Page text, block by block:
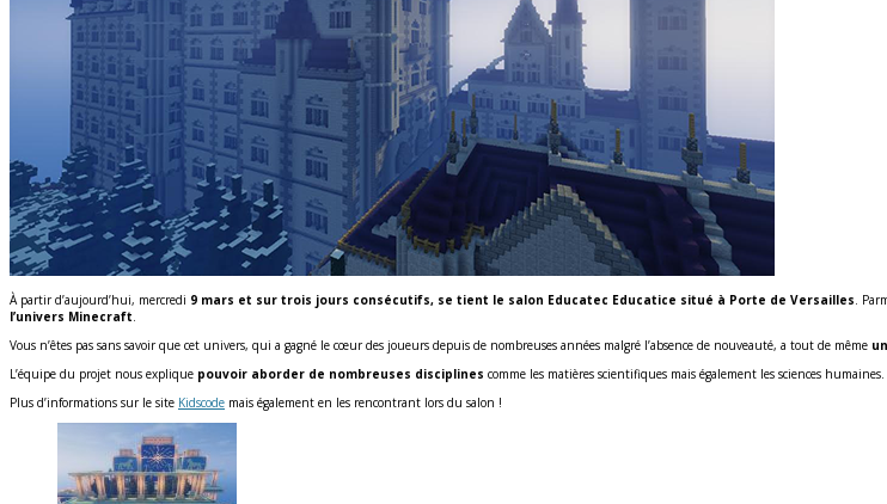
À partir d’aujourd’hui, mercredi 9 mars et sur trois jours consécutifs, se tient le salon Educatec Educatice situé à Porte de Versailles.
l’univers Minecraft.
Vous n’êtes pas sans savoir que cet univers, qui a gagné le cœur des joueurs depuis de nombreuses années malgré l’absence de nouveauté, a tout de même
L’équipe du projet nous explique pouvoir aborder de nombreuses disciplines comme les matières scientifiques mais également les sciences humaines.
Plus d’informations sur le site Kidscode mais également en les rencontrant lors du salon !